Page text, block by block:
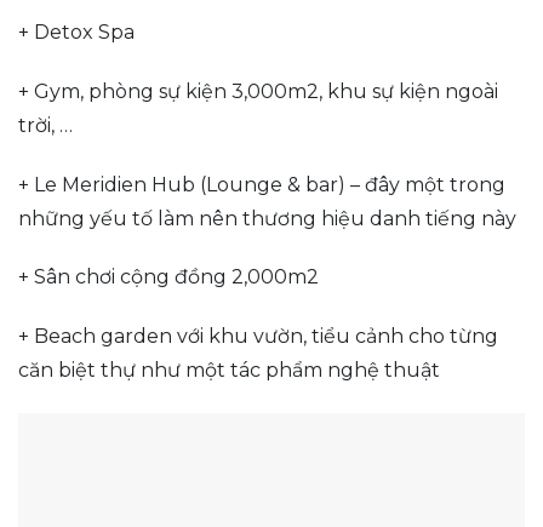
+ Detox Spa
+ Gym, phòng sự kiện 3,000m2, khu sự kiện ngoài
trời, …
+ Le Meridien Hub (Lounge & bar) – đây một trong
những yếu tố làm nên thương hiệu danh tiếng này
+ Sân chơi cộng đồng 2,000m2
+ Beach garden với khu vườn, tiểu cảnh cho từng
căn biệt thự như một tác phẩm nghệ thuật